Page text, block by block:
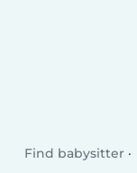
Find babysitter